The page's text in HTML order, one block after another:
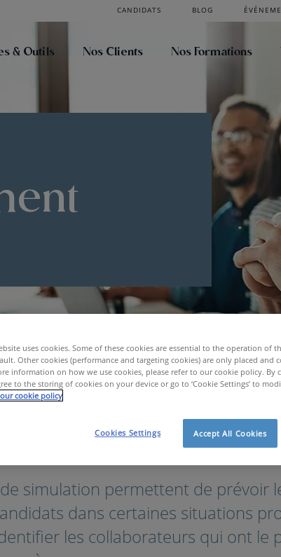
CANDIDATS BLOG
& Outils Nos Clients Nos Formations
Outils d'Evaluation Comportement
de simulation permettent de prévoir
dans certaines situations
les collaborateurs qui ont le
uses cookies. Some of these cookies are essential to the operation of
Other cookies (performance and targeting cookies) are only placed and
information on how we use cookies, please refer to our cookie policy. By
to the storing of cookies on your device or go to ‘Cookie Settings’ to
our cookie policy
Accept All Cookies
Cookies Settings